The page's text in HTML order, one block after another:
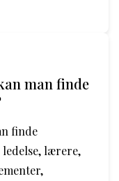
man finde
finde
lærere,